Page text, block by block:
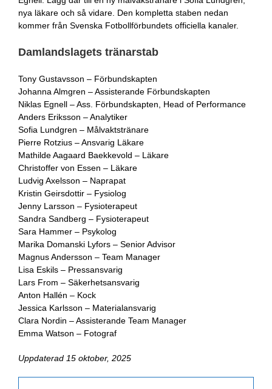
nya läkare och så vidare. Den kompletta staben nedan
kommer från Svenska Fotbollförbundets officiella kanaler.
Damlandslagets tränarstab
Tony Gustavsson – Förbundskapten
Johanna Almgren – Assisterande Förbundskapten
Niklas Egnell – Ass. Förbundskapten, Head of Performance
Anders Eriksson – Analytiker
Sofia Lundgren – Målvaktstränare
Pierre Rotzius – Ansvarig Läkare
Mathilde Aagaard Baekkevold – Läkare
Christoffer von Essen – Läkare
Ludvig Axelsson – Naprapat
Kristin Geirsdottir – Fysiolog
Jenny Larsson – Fysioterapeut
Sandra Sandberg – Fysioterapeut
Sara Hammer – Psykolog
Marika Domanski Lyfors – Senior Advisor
Magnus Andersson – Team Manager
Lisa Eskils – Pressansvarig
Lars From – Säkerhetsansvarig
Anton Hallén – Kock
Jessica Karlsson – Materialansvarig
Clara Nordin – Assisterande Team Manager
Emma Watson – Fotograf
Uppdaterad 15 oktober, 2025